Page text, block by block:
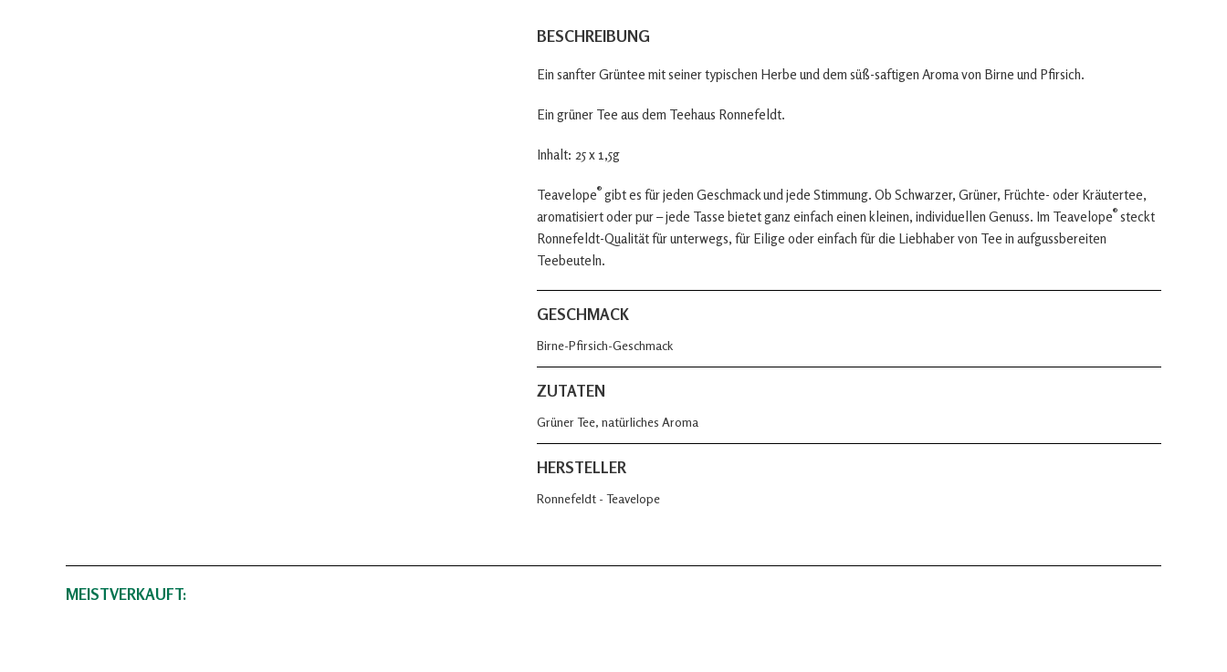
BESCHREIBUNG
Ein sanfter Grüntee mit seiner typischen Herbe und dem süß-saftigen Aroma von Birne und Pfirsich.
Ein grüner Tee aus dem Teehaus Ronnefeldt.
Inhalt: 25 x 1,5g
Teavelope® gibt es für jeden Geschmack und jede Stimmung. Ob Schwarzer, Grüner, Früchte- oder Kräutertee,
aromatisiert oder pur – jede Tasse bietet ganz einfach einen kleinen, individuellen Genuss. Im Teavelope® steckt
Ronnefeldt-Qualität für unterwegs, für Eilige oder einfach für die Liebhaber von Tee in aufgussbereiten
Teebeuteln.
GESCHMACK
Birne-Pfirsich-Geschmack
ZUTATEN
Grüner Tee, natürliches Aroma
HERSTELLER
Ronnefeldt - Teavelope
MEISTVERKAUFT: